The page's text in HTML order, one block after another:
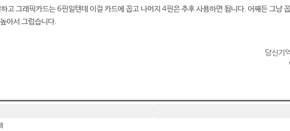
고 그래픽카드는 6핀일텐데 이걸 카드에 꼽고 나머지 4핀은 추후 사용하면 됩니다. 어째든 그냥
아서 그럽습니다.
당신기